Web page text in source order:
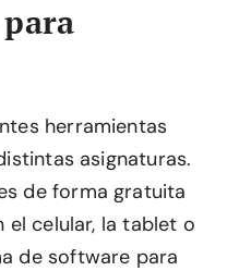
herramientas
asignaturas.
de forma gratuita
el celular, la tablet o
de software para